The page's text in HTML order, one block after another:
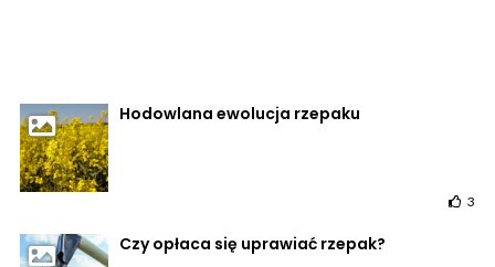
Hodowlana ewolucja rzepaku
3
Czy opłaca się uprawiać rzepak?